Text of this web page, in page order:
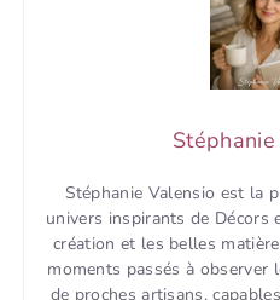
Stéphanie Valensio est la
univers inspirants de Décors
création et les belles
moments passés à observer
de proches artisans,